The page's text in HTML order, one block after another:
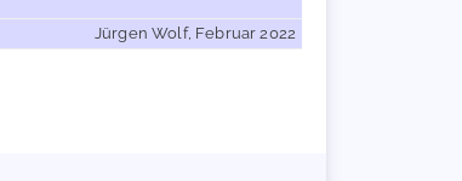
Jürgen Wolf, Februar 2022